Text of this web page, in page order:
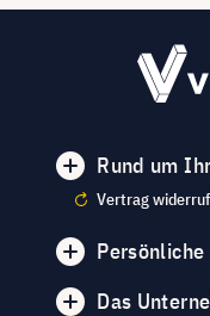
Rund um
Vertrag
Das